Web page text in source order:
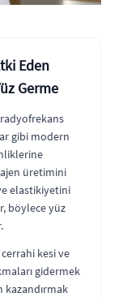
Eden
Germe
gibi modern
üretimini
elastikiyetini
böylece yüz
kesi ve
gidermek